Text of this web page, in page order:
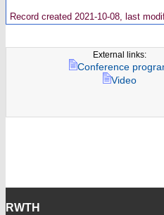
Record created 2021-10-08, last
External links:
Conference
Video
RWTH